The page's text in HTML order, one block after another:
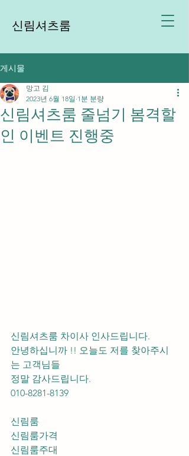
신림셔츠룸
게시물
신림셔츠룸 줄넘기 봄격할
인 이벤트 진행중
망고 김
2023년 6월 18일 1분 분량
신림셔츠룸 차이사 인사드립니다.
안녕하십니까 !! 오늘도 저를 찾아주시
는 고객님들
정말 감사드립니다.
010-8281-8139
신림룸
신림룸가격
신림룸주대